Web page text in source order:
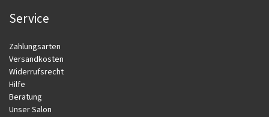
Service
Zahlungsarten
Versandkosten
Widerrufsrecht
Hilfe
Beratung
Unser Salon